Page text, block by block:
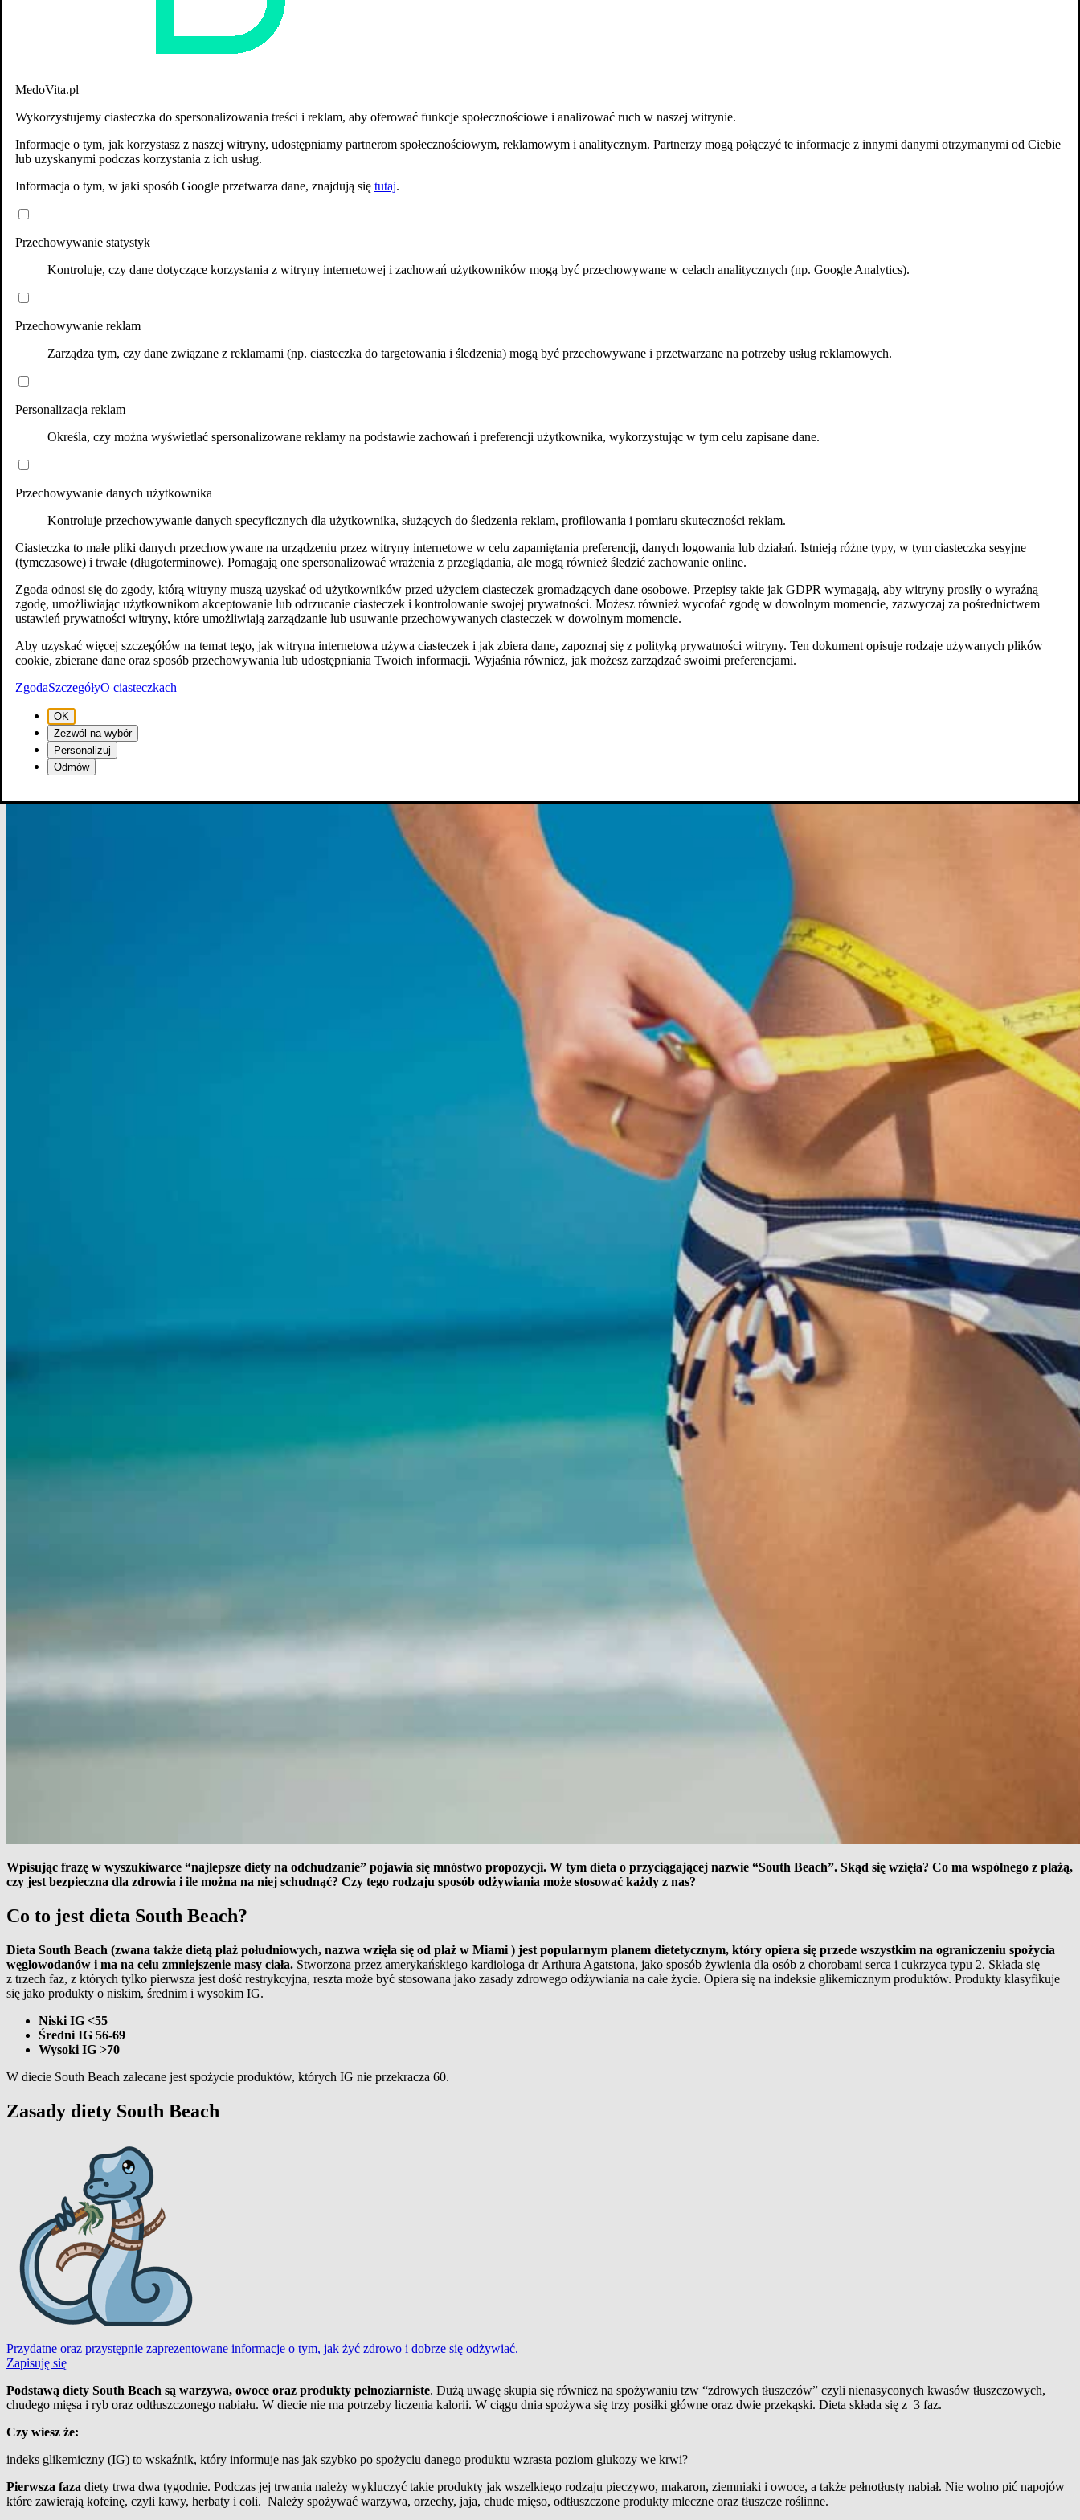
Choroby układu pokarmowego
Choroby włosów i skóry owłosionej
Choroby zakaźne
Choroby zębów i jamy ustnej
Stomatologia
Urazy i wypadki
Zdrowy styl życia
Dziecko
Suplementacja
Emocje
Kontakt z dietetykiem
Co to jest i na czym polega dieta South Beach? Przykładowy jadłospis diety South Beach
Autor artykułu:
Wpisując frazę w wyszukiwarce “najlepsze diety na odchudzanie” pojawia się mnóstwo propozycji. W tym dieta o przyciągającej nazwie “South Beach”. Skąd się wzięła? Co ma wspólnego z plażą,
czy jest bezpieczna dla zdrowia i ile można na niej schudnąć? Czy tego rodzaju sposób odżywiania może stosować każdy z nas?
Co to jest dieta South Beach?
Dieta South Beach (zwana także dietą plaż południowych, nazwa wzięła się od plaż w Miami ) jest popularnym planem dietetycznym, który opiera się przede wszystkim na ograniczeniu spożycia
węglowodanów i ma na celu zmniejszenie masy ciała. Stworzona przez amerykańskiego kardiologa dr Arthura Agatstona, jako sposób żywienia dla osób z chorobami serca i cukrzyca typu 2. Składa się
z trzech faz, z których tylko pierwsza jest dość restrykcyjna, reszta może być stosowana jako zasady zdrowego odżywiania na całe życie. Opiera się na indeksie glikemicznym produktów. Produkty klasyfikuje
się jako produkty o niskim, średnim i wysokim IG.
Niski IG <55
Średni IG 56-69
Wysoki IG >70
W diecie South Beach zalecane jest spożycie produktów, których IG nie przekracza 60.
Zasady diety South Beach
Przydatne oraz przystępnie zaprezentowane informacje o tym, jak żyć zdrowo i dobrze się odżywiać.
Zapisuję się
Podstawą diety South Beach są warzywa, owoce oraz produkty pełnoziarniste. Dużą uwagę skupia się również na spożywaniu tzw “zdrowych tłuszczów” czyli nienasyconych kwasów tłuszczowych,
chudego mięsa i ryb oraz odtłuszczonego nabiału. W diecie nie ma potrzeby liczenia kalorii. W ciągu dnia spożywa się trzy posiłki główne oraz dwie przekąski. Dieta składa się z 3 faz.
Czy wiesz że:
indeks glikemiczny (IG) to wskaźnik, który informuje nas jak szybko po spożyciu danego produktu wzrasta poziom glukozy we krwi?
Pierwsza faza diety trwa dwa tygodnie. Podczas jej trwania należy wykluczyć takie produkty jak wszelkiego rodzaju pieczywo, makaron, ziemniaki i owoce, a także pełnotłusty nabiał. Nie wolno pić napojów
które zawierają kofeinę, czyli kawy, herbaty i coli. Należy spożywać warzywa, orzechy, jaja, chude mięso, odtłuszczone produkty mleczne oraz tłuszcze roślinne.
MedoVita.pl
Wykorzystujemy ciasteczka do spersonalizowania treści i reklam, aby oferować funkcje społecznościowe i analizować ruch w naszej witrynie.
Informacje o tym, jak korzystasz z naszej witryny, udostępniamy partnerom społecznościowym, reklamowym i analitycznym. Partnerzy mogą połączyć te informacje z innymi danymi otrzymanymi od Ciebie
lub uzyskanymi podczas korzystania z ich usług.
Informacja o tym, w jaki sposób Google przetwarza dane, znajdują się tutaj.
Przechowywanie statystyk
Kontroluje, czy dane dotyczące korzystania z witryny internetowej i zachowań użytkowników mogą być przechowywane w celach analitycznych (np. Google Analytics).
Przechowywanie reklam
Zarządza tym, czy dane związane z reklamami (np. ciasteczka do targetowania i śledzenia) mogą być przechowywane i przetwarzane na potrzeby usług reklamowych.
Personalizacja reklam
Określa, czy można wyświetlać spersonalizowane reklamy na podstawie zachowań i preferencji użytkownika, wykorzystując w tym celu zapisane dane.
Przechowywanie danych użytkownika
Kontroluje przechowywanie danych specyficznych dla użytkownika, służących do śledzenia reklam, profilowania i pomiaru skuteczności reklam.
Ciasteczka to małe pliki danych przechowywane na urządzeniu przez witryny internetowe w celu zapamiętania preferencji, danych logowania lub działań. Istnieją różne typy, w tym ciasteczka sesyjne
(tymczasowe) i trwałe (długoterminowe). Pomagają one spersonalizować wrażenia z przeglądania, ale mogą również śledzić zachowanie online.
Zgoda odnosi się do zgody, którą witryny muszą uzyskać od użytkowników przed użyciem ciasteczek gromadzących dane osobowe. Przepisy takie jak GDPR wymagają, aby witryny prosiły o wyraźną
zgodę, umożliwiając użytkownikom akceptowanie lub odrzucanie ciasteczek i kontrolowanie swojej prywatności. Możesz również wycofać zgodę w dowolnym momencie, zazwyczaj za pośrednictwem
ustawień prywatności witryny, które umożliwiają zarządzanie lub usuwanie przechowywanych ciasteczek w dowolnym momencie.
Aby uzyskać więcej szczegółów na temat tego, jak witryna internetowa używa ciasteczek i jak zbiera dane, zapoznaj się z polityką prywatności witryny. Ten dokument opisuje rodzaje używanych plików
cookie, zbierane dane oraz sposób przechowywania lub udostępniania Twoich informacji. Wyjaśnia również, jak możesz zarządzać swoimi preferencjami.
ZgodaSzczegółyO ciasteczkach
OK
Zezwól na wybór
Personalizuj
Odmów